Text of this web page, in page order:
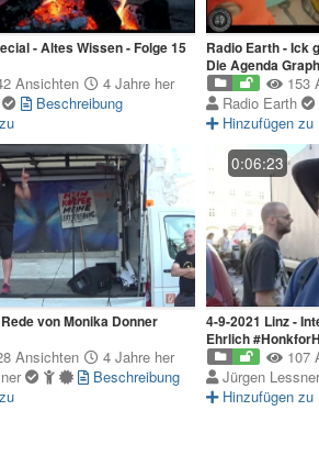
- Altes Wissen - Folge 15
Ansichten
4 Jahre her
Beschreibung
Radio Earth - Ick
Die Agenda
153
Radio Earth
Hinzufügen zu
4-9-2021 Linz - Rede von Monika Donner
Ansichten
4 Jahre her
Beschreibung
0:06:23
4-9-2021 Linz - Interview mit Alexander
Ehrlich
107
Jürgen Lessner
Hinzufügen zu